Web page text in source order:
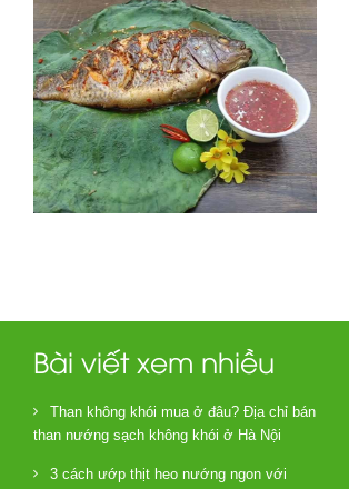
Bài viết xem nhiều
Than không khói mua ở đâu? Địa chỉ bán
than nướng sạch không khói ở Hà Nội
3 cách ướp thịt heo nướng ngon với